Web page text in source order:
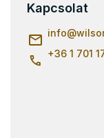
Kapcsolat
info@
+36 1 701